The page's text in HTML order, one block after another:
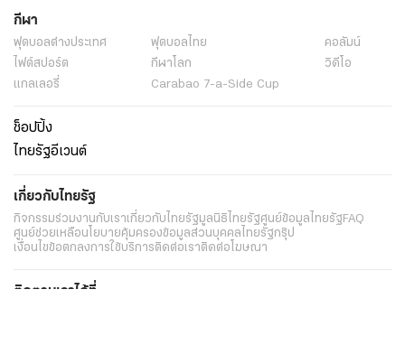
กีฬา
ฟุตบอลต่่างประเทศ ฟุตบอลไทย
คอลัมน์
ไฟต์สปอร์ต
กีฬาโลก
วิดีโอ
แกลเลอรี่
Carabao 7-a-Side Cup
ช็อปปิ้ง
ไทยรัฐอีเวนต์
เกี่ยวกับไทยรัฐ
กิจกรรมร่วมงานกับเราเกี่ยวกับไทยรัฐมูลนิธิไทยรัฐศูนย์ข้อมูลไทยรัฐFAQ
ศูนย์ช่วยเหลือนโยบายคุ้มครองข้อมูลส่วนบุคคลไทยรัฐกรุ๊ป
เงื่อนไขข้อตกลงการใช้บริการติดต่อเราติดต่อโฆษณา
ติดตามเราได้ที่